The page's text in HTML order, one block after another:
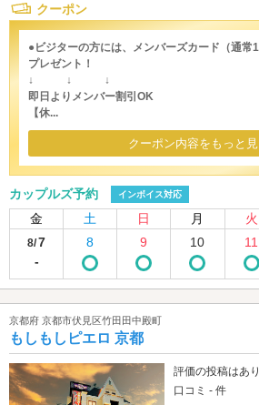
クーポン
●ビジターの方には、メンバーズカード（通常
プレゼント！
↓ ↓ ↓
即日よりメンバー割引OK
【休...
クーポン内容をもっと
カップルズ予約 インボイス対応
金 土 日 月 火
8/7
-
8 9 10 11
京都府 京都市伏見区竹田田中殿町
もしもしピエロ 京都
評価の投稿はあ
口コミ - 件